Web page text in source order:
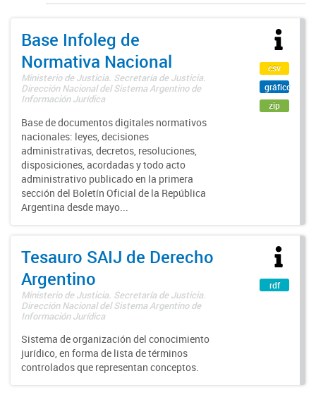
Base Infoleg de
Normativa Nacional
Ministerio de Justicia. Secretaría de Justicia.
Dirección Nacional del Sistema Argentino de
Información Jurídica
Base de documentos digitales normativos
nacionales: leyes, decisiones
administrativas, decretos, resoluciones,
disposiciones, acordadas y todo acto
administrativo publicado en la primera
sección del Boletín Oficial de la República
Argentina desde mayo...
csv
gráfico
zip
Tesauro SAIJ de Derecho
Argentino
Ministerio de Justicia. Secretaría de Justicia.
Dirección Nacional del Sistema Argentino de
Información Jurídica
Sistema de organización del conocimiento
jurídico, en forma de lista de términos
controlados que representan conceptos.
rdf